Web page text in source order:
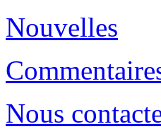
Nouvelles
Nous